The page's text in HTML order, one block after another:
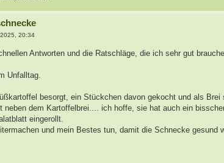
20:34
Antworten und die Ratschläge, die ich sehr gut
Unfalltag.
besorgt, ein Stückchen davon gekocht und als Brei
neben dem Kartoffelbrei.... ich hoffe, sie hat auch ein
eingerollt.
und mein Bestes tun, damit die Schnecke gesund